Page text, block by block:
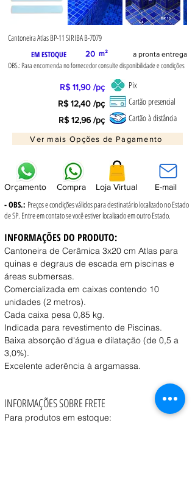
Cantoneira Atlas BP-11 SIRIBA B-7079
EM ESTOQUE 20 m² a pronta entrega
OBS.: Para encomenda no fornecedor consulte disponibilidade e condições
R$ 11,90 /pç Pix
R$ 12,40 /pç Cartão presencial
R$ 12,96 /pç Cartão à distância
Ver mais Opções de Pagamento
Orçamento Compra Loja Virtual E-mail
- OBS.: Preços e condições válidos para destinatário localizado no Estado
de SP. Entre em contato se você estiver localizado em outro Estado.
INFORMAÇÕES DO PRODUTO:
Cantoneira de Cerâmica 3x20 cm Atlas para
quinas e degraus de escada em piscinas e
áreas submersas.
Comercializada em caixas contendo 10
unidades (2 metros).
Cada caixa pesa 0,85 kg.
Indicada para revestimento de Piscinas.
Baixa absorção d'água e dilatação (de 0,5 a
3,0%).
Excelente aderência à argamassa.
INFORMAÇÕES SOBRE FRETE
Para produtos em estoque: